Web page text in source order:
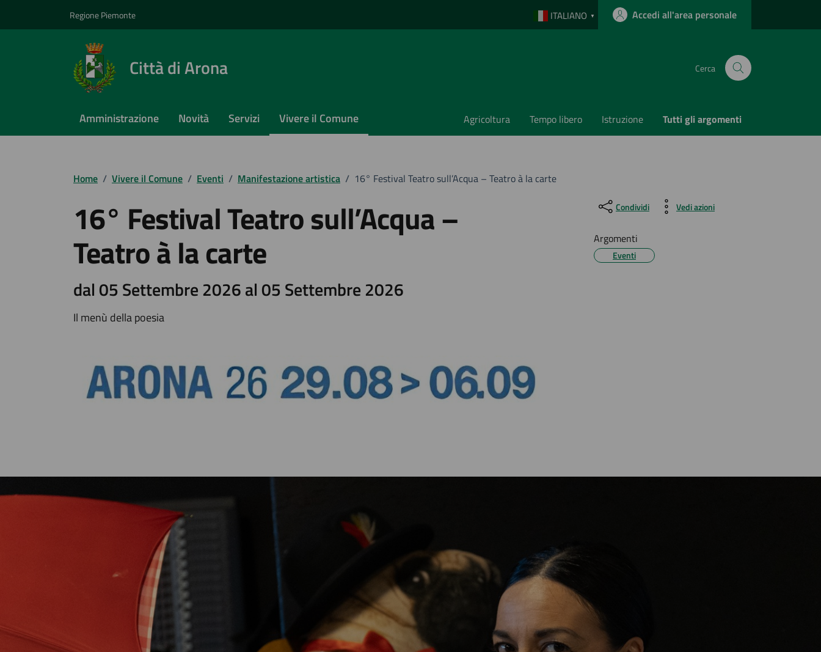
Regione Piemonte ITALIANO ▼ Accedi all'area personale
Città di Arona Cerca
Amministrazione Novità Servizi Vivere il Comune Agricoltura Tempo libero Istruzione Tutti gli argomenti
Home / Vivere il Comune / Eventi / Manifestazione artistica / 16° Festival Teatro sull’Acqua – Teatro à la carte
16° Festival Teatro sull’Acqua –
Teatro à la carte
dal 05 Settembre 2026 al 05 Settembre 2026
Il menù della poesia
Condividi Vedi azioni
Argomenti
Eventi